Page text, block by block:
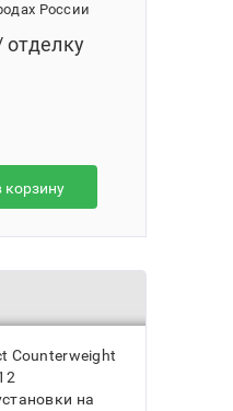
России
корзину
Сounterweight
на